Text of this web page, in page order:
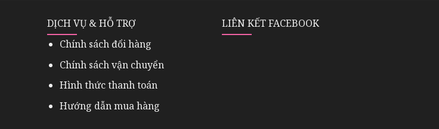
DỊCH VỤ & HỖ TRỢ
Chính sách đổi hàng
Chính sách vận chuyển
Hình thức thanh toán
Hướng dẫn mua hàng
LIÊN KẾT FACEBOOK